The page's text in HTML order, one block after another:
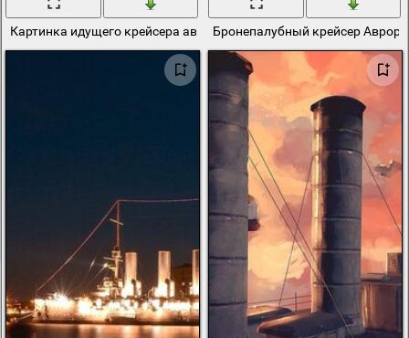
Картинка идущего крейсера аврора по льдуБронепалубный крейсер